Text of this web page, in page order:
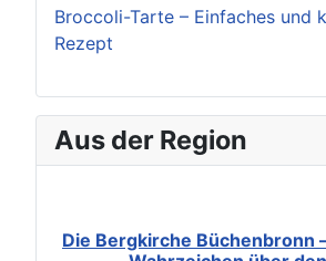
Broccoli-Tarte – Einfaches und
Rezept
Aus der Region
Die Bergkirche Büchenbronn